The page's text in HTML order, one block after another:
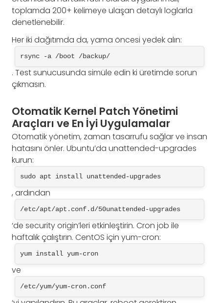
toplamda 200+ kelimeye ulaşan detaylı loglarla
denetlenebilir.
Her iki dağıtımda da, yama öncesi yedek alın:
rsync -a /boot /backup/
. Test sunucusunda simüle edin ki üretimde sorun
çıkmasın.
Otomatik Kernel Patch Yönetimi
Araçları ve En İyi Uygulamalar
Otomatik yönetim, zaman tasarrufu sağlar ve insan
hatasını önler. Ubuntu’da unattended-upgrades
kurun:
sudo apt install unattended-upgrades
, ardından
/etc/apt/apt.conf.d/50unattended-upgrades
‘de security origin’leri etkinleştirin. Cron job ile
haftalık çalıştırın. CentOS için yum-cron:
yum install yum-cron
ve
/etc/yum/yum-cron.conf